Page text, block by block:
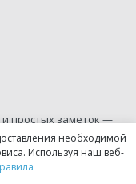
простых заметок —
браузера.необходимой
Используя наш веб-